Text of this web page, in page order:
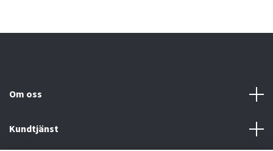
Om oss
Kundtjänst